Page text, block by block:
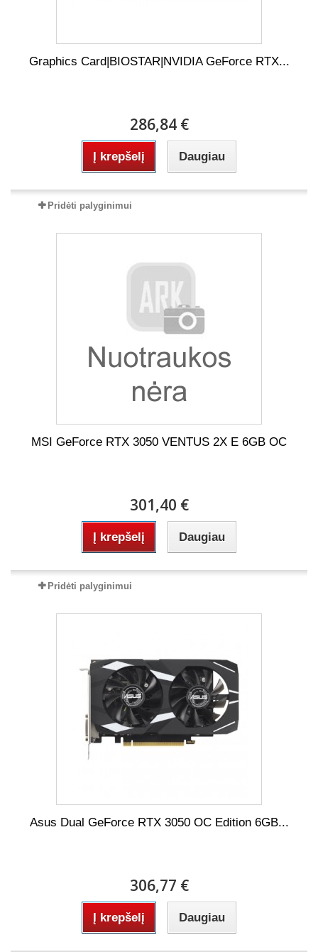
Graphics Card|BIOSTAR|NVIDIA GeForce RTX...
286,84 €
Į krepšelį Daugiau
Pridėti palyginimui
MSI GeForce RTX 3050 VENTUS 2X E 6GB OC
301,40 €
Į krepšelį Daugiau
Pridėti palyginimui
Asus Dual GeForce RTX 3050 OC Edition 6GB...
306,77 €
Į krepšelį Daugiau